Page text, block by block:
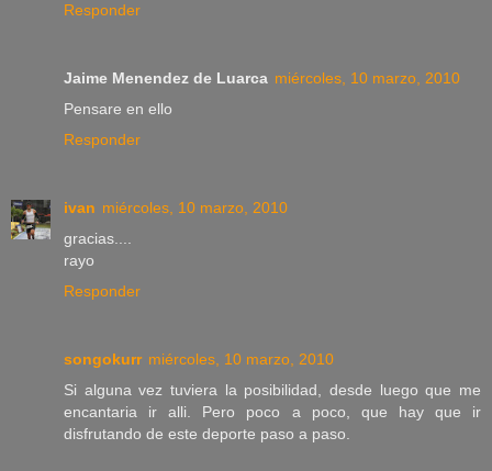
Responder
Jaime Menendez de Luarca miércoles, 10 marzo, 2010
Pensare en ello
Responder
ivan miércoles, 10 marzo, 2010
gracias....
rayo
Responder
songokurr miércoles, 10 marzo, 2010
Si alguna vez tuviera la posibilidad, desde luego que me
encantaria ir alli. Pero poco a poco, que hay que ir
disfrutando de este deporte paso a paso.